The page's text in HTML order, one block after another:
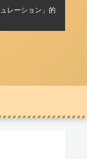
レーション」的